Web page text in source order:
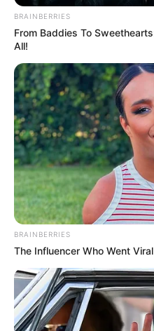
BRAINBERRIES
From Baddies To
All!
BRAINBERRIES
The Influencer Who Went